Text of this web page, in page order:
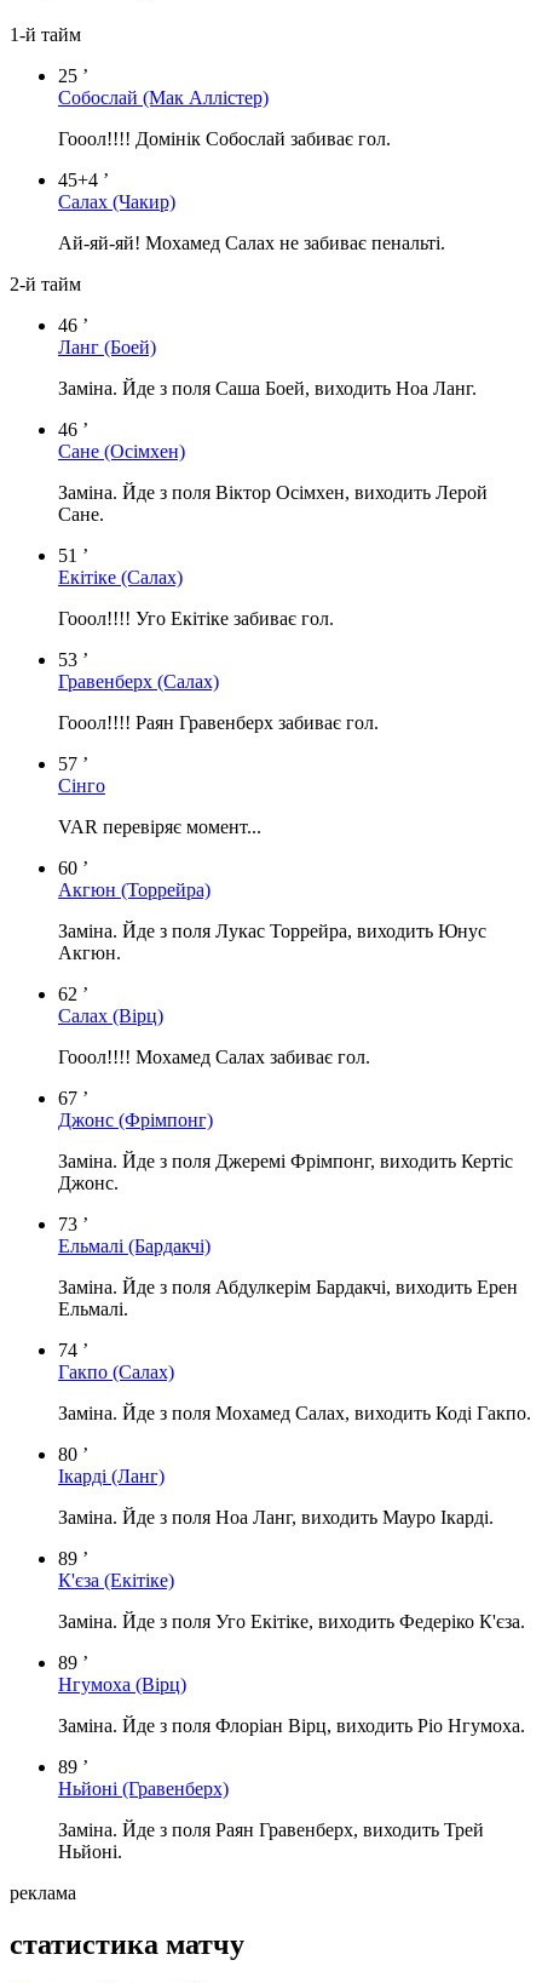
1-й тайм
25 ’
Собослай (Мак Аллістер)
Гооол!!!! Домінік Собослай забиває гол.
45+4 ’
Салах (Чакир)
Ай-яй-яй! Мохамед Салах не забиває пенальті.
2-й тайм
46 ’
Ланг (Боей)
Заміна. Йде з поля Саша Боей, виходить Ноа Ланг.
46 ’
Сане (Осімхен)
Заміна. Йде з поля Віктор Осімхен, виходить Лерой
Сане.
51 ’
Екітіке (Салах)
Гооол!!!! Уго Екітіке забиває гол.
53 ’
Гравенберх (Салах)
Гооол!!!! Раян Гравенберх забиває гол.
57 ’
Сінго
VAR перевіряє момент...
60 ’
Акгюн (Торрейра)
Заміна. Йде з поля Лукас Торрейра, виходить Юнус
Акгюн.
62 ’
Салах (Вірц)
Гооол!!!! Мохамед Салах забиває гол.
67 ’
Джонс (Фрімпонг)
Заміна. Йде з поля Джеремі Фрімпонг, виходить Кертіс
Джонс.
73 ’
Ельмалі (Бардакчі)
Заміна. Йде з поля Абдулкерім Бардакчі, виходить Ерен
Ельмалі.
74 ’
Гакпо (Салах)
Заміна. Йде з поля Мохамед Салах, виходить Коді Гакпо.
80 ’
Ікарді (Ланг)
Заміна. Йде з поля Ноа Ланг, виходить Мауро Ікарді.
89 ’
К'єза (Екітіке)
Заміна. Йде з поля Уго Екітіке, виходить Федеріко К'єза.
89 ’
Нгумоха (Вірц)
Заміна. Йде з поля Флоріан Вірц, виходить Ріо Нгумоха.
89 ’
Ньйоні (Гравенберх)
Заміна. Йде з поля Раян Гравенберх, виходить Трей
Ньйоні.
реклама
статистика матчу